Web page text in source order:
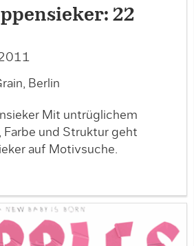
22
Berlin
Mit untrüglichem
Farbe und Struktur geht
auf Motivsuche.